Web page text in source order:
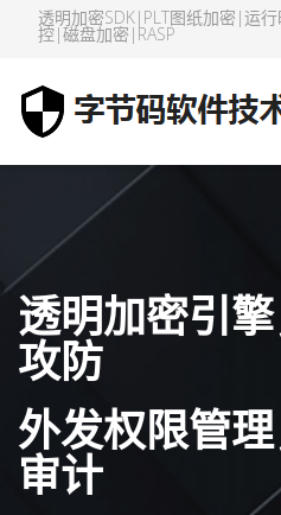
透明加密SDK|PLT图纸加密|运
控|磁盘加密|RASP
透明加密引
攻防
外发权限管
审计